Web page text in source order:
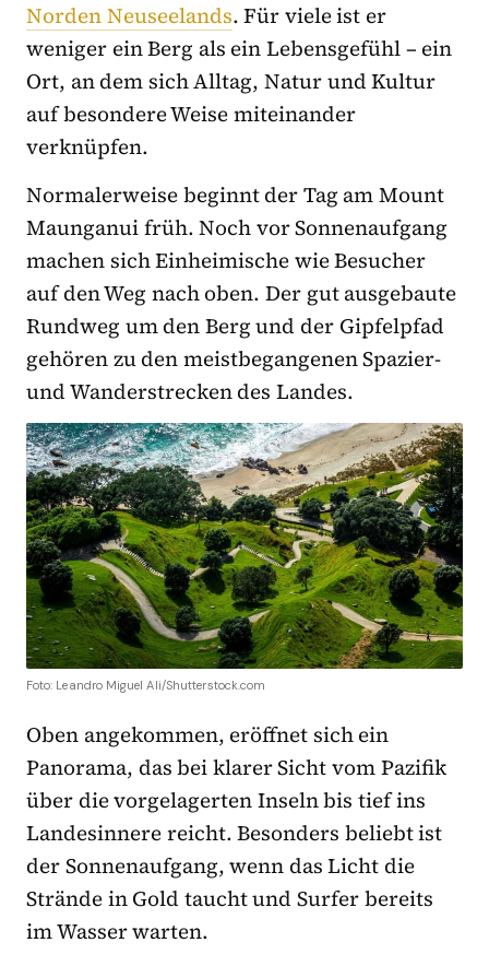
Norden Neuseelands. Für viele ist er
weniger ein Berg als ein Lebensgefühl – ein
Ort, an dem sich Alltag, Natur und Kultur
auf besondere Weise miteinander
verknüpfen.
Normalerweise beginnt der Tag am Mount
Maunganui früh. Noch vor Sonnenaufgang
machen sich Einheimische wie Besucher
auf den Weg nach oben. Der gut ausgebaute
Rundweg um den Berg und der Gipfelpfad
gehören zu den meistbegangenen Spazier-
und Wanderstrecken des Landes.
Foto: Leandro Miguel Ali/Shutterstock.com
Oben angekommen, eröffnet sich ein
Panorama, das bei klarer Sicht vom Pazifik
über die vorgelagerten Inseln bis tief ins
Landesinnere reicht. Besonders beliebt ist
der Sonnenaufgang, wenn das Licht die
Strände in Gold taucht und Surfer bereits
im Wasser warten.